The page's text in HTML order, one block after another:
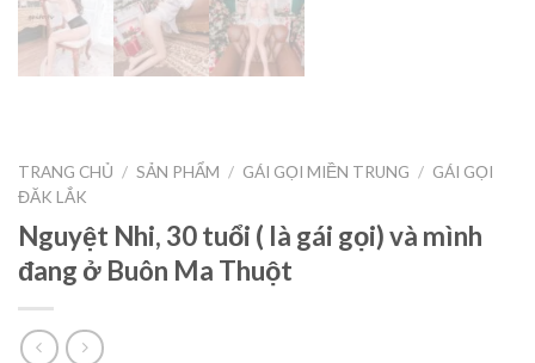
TRANG CHỦ / SẢN PHẨM / GÁI GỌI MIỀN TRUNG / GÁI GỌI
ĐĂK LẮK
Nguyệt Nhi, 30 tuổi ( là gái gọi) và mình
đang ở Buôn Ma Thuột